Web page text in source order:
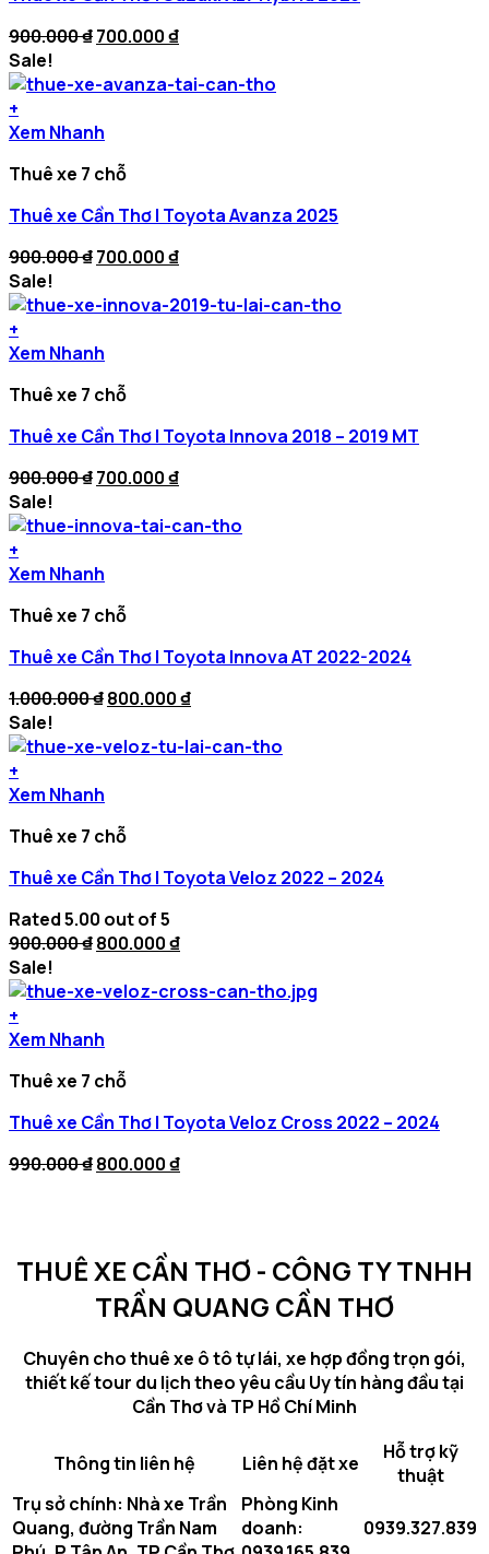
900.000₫Original
was:
700.000₫Current
is:
Sale!
+
Xem Nhanh
Thuê xe 7 chỗ
Thuê xe Cần Thơ | Toyota Avanza 2025
900.000₫Original
was:
700.000₫Current
is:
Sale!
+
Xem Nhanh
Thuê xe 7 chỗ
Thuê xe Cần Thơ | Toyota Innova 2018 – 2019 MT
900.000₫Original
was:
700.000₫Current
is:
Sale!
+
Xem Nhanh
Thuê xe 7 chỗ
Thuê xe Cần Thơ | Toyota Innova AT 2022-2024
1.000.000₫Original
was:
800.000₫Current
is:
Sale!
+
Xem Nhanh
Thuê xe 7 chỗ
Thuê xe Cần Thơ | Toyota Veloz 2022 – 2024
Rated5.00 out of 5
900.000₫Original
was:
800.000₫Current
is:
Sale!
+
Xem Nhanh
Thuê xe 7 chỗ
Thuê xe Cần Thơ | Toyota Veloz Cross 2022 – 2024
990.000₫Original
800.000₫Current
THUÊ XE CẦN THƠ - CÔNG TY TNHH
TRẦN QUANG CẦN THƠ
Chuyên cho thuê xe ô tô tự lái, xe hợp đồng trọn gói,
thiết kế tour du lịch theo yêu cầu Uy tín hàng đầu tại
Cần Thơ và TP Hồ Chí Minh
Thông tin liên hệ Liên hệ đặt xe
Hỗ trợ kỹ
thuật
Trụ sở chính: Nhà xe Trần
Quang, đường Trần Nam
Phòng Kinh
doanh:
0939.327.839